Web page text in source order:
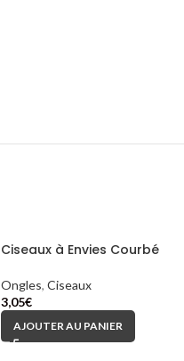
Ciseaux à Envies Courbé
Ongles, Ciseaux
3,05€
AJOUTER AU PANIER